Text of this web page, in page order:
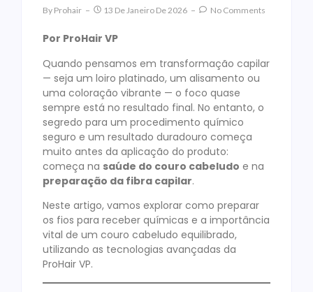
By Prohair 13 De Janeiro De 2026 No Comments
Por ProHair VP
Quando pensamos em transformação capilar
— seja um loiro platinado, um alisamento ou
uma coloração vibrante — o foco quase
sempre está no resultado final. No entanto, o
segredo para um procedimento químico
seguro e um resultado duradouro começa
muito antes da aplicação do produto:
começa na saúde do couro cabeludo e na
preparação da fibra capilar.
Neste artigo, vamos explorar como preparar
os fios para receber químicas e a importância
vital de um couro cabeludo equilibrado,
utilizando as tecnologias avançadas da
ProHair VP.